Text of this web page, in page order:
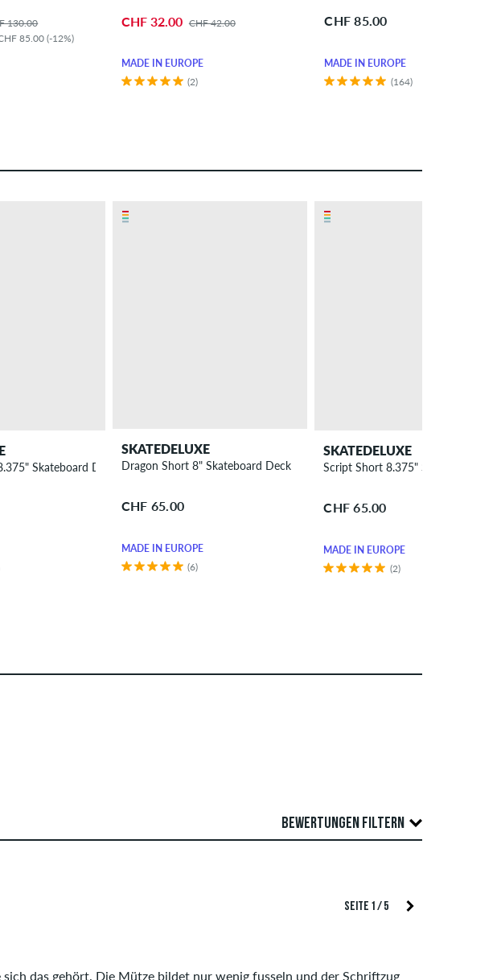
130.00
85.00 (-12%)
CHF 32.00 CHF 42.00
MADE IN EUROPE
(2)
CHF 85.00
MADE IN EUROPE
(164)
Skateboard Deck
SKATEDELUXE
Dragon Short 8" Skateboard Deck
CHF 65.00
MADE IN EUROPE
(6)
SKATEDELUXE
Script Short 8.375" Skateboard
CHF 65.00
MADE IN EUROPE
(2)
Inhalten sowie Bewertungen, die geltendes Recht oder
BEWERTUNGEN FILTERN
SEITE 1 / 5
das gehört. Die Mütze bildet nur wenig fusseln und der Schriftzug